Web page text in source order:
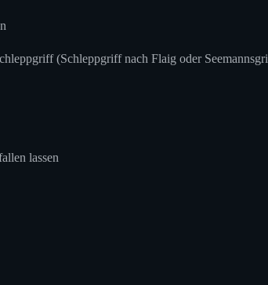
(Schleppgriff nach Flaig oder
lassen